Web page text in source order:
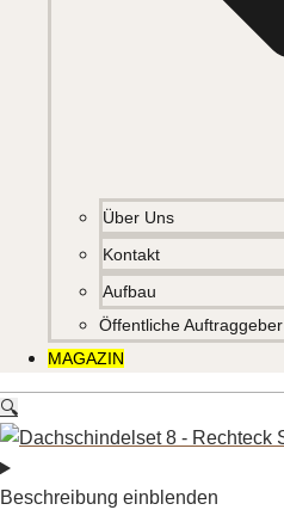
Über Uns
Kontakt
Aufbau
Öffentliche Auftraggeber
MAGAZIN
🔍
Beschreibung einblenden